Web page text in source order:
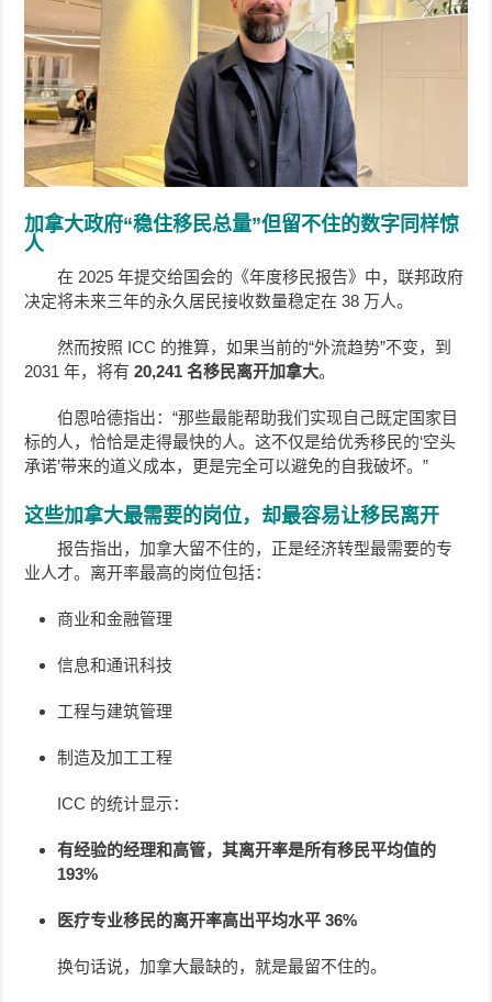
加拿大政府“稳住移民总量”但留不住的数字同样惊
人
在 2025 年提交给国会的《年度移民报告》中，联邦政府
决定将未来三年的永久居民接收数量稳定在 38 万人。
然而按照 ICC 的推算，如果当前的“外流趋势”不变，到
2031 年，将有20,241 名移民离开加拿大。
伯恩哈德指出：“那些最能帮助我们实现自己既定国家目
标的人，恰恰是走得最快的人。这不仅是给优秀移民的‘空头
承诺’带来的道义成本，更是完全可以避免的自我破坏。”
这些加拿大最需要的岗位，却最容易让移民离开
报告指出，加拿大留不住的，正是经济转型最需要的专
业人才。离开率最高的岗位包括：
商业和金融管理
信息和通讯科技
工程与建筑管理
制造及加工工程
ICC 的统计显示：
有经验的经理和高管，其离开率是所有移民平均值的
193%
医疗专业移民的离开率高出平均水平 36%
换句话说，加拿大最缺的，就是最留不住的。